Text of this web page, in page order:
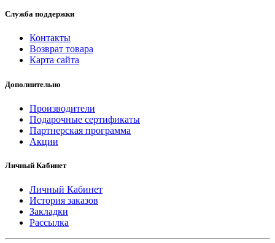
Служба поддержки
Контакты
Возврат товара
Карта сайта
Дополнительно
Производители
Подарочные сертификаты
Партнерская программа
Акции
Личный Кабинет
Личный Кабинет
История заказов
Закладки
Рассылка